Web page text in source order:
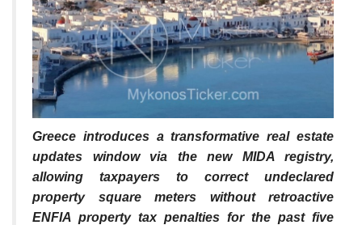
Greece introduces a transformative real estate
updates window via the new MIDA registry,
allowing taxpayers to correct undeclared
property square meters without retroactive
ENFIA property tax penalties for the past five